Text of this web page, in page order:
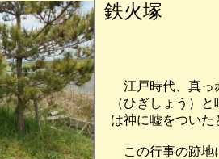
江戸時代、真っ
（ひぎしょう）
は神に嘘をつい
この行事の跡地
鉄火塚